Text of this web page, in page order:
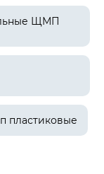
ЩМП
пластиковые